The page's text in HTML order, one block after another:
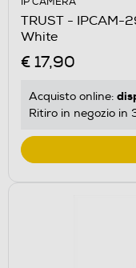
TRUST - IPCAM-
White
€ 17,90
Acquisto online:
Ritiro in negozio in